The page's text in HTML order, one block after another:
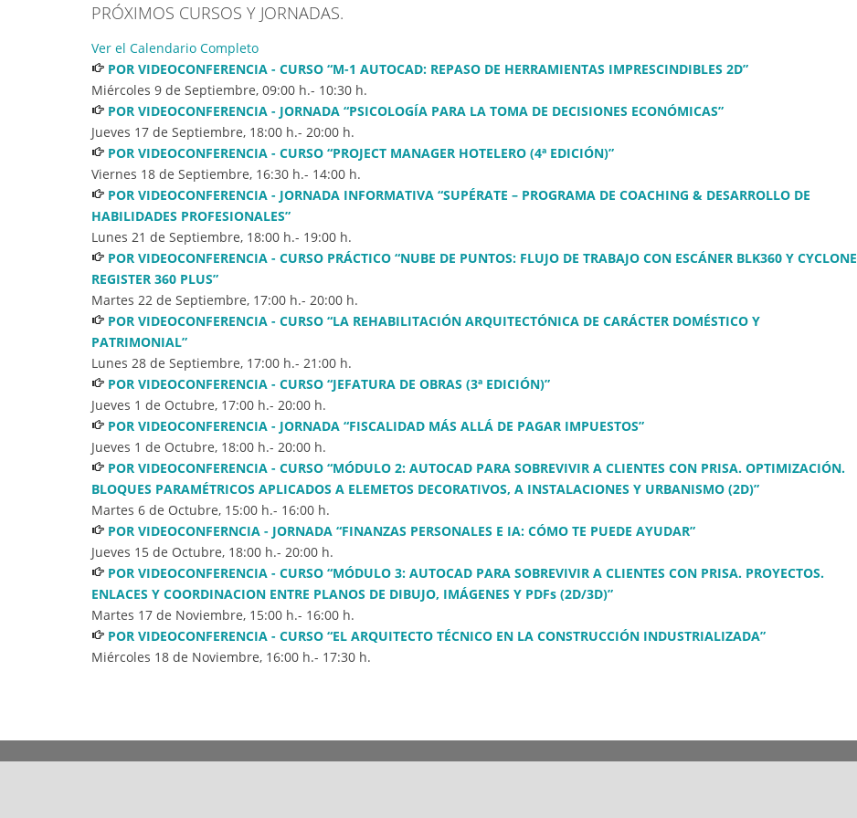
PRÓXIMOS CURSOS Y JORNADAS.
Ver el Calendario Completo
POR VIDEOCONFERENCIA - CURSO “M-1 AUTOCAD: REPASO DE HERRAMIENTAS IMPRESCINDIBLES 2D”
Miércoles 9 de Septiembre,09:00 h.- 10:30 h.
POR VIDEOCONFERENCIA - JORNADA “PSICOLOGÍA PARA LA TOMA DE DECISIONES ECONÓMICAS”
Jueves 17 de Septiembre, 18:00 h.-20:00 h.
POR VIDEOCONFERENCIA - CURSO “PROJECT MANAGER HOTELERO (4ª EDICIÓN)”
Viernes 18 de Septiembre, 16:30 h.- 14:00 h.
POR VIDEOCONFERENCIA - JORNADA INFORMATIVA “SUPÉRATE – PROGRAMA DE COACHING & DESARROLLO DE
HABILIDADES PROFESIONALES”
Lunes 21 de Septiembre, 18:00 h.- 19:00 h.
POR VIDEOCONFERENCIA - CURSO PRÁCTICO “NUBE DE PUNTOS: FLUJO DE TRABAJO CON ESCÁNER BLK360 Y CYCLONE
REGISTER 360 PLUS”
Martes 22 de Septiembre, 17:00 h.-20:00 h.
POR VIDEOCONFERENCIA - CURSO “LA REHABILITACIÓN ARQUITECTÓNICA DE CARÁCTER DOMÉSTICO Y
PATRIMONIAL”
Lunes 28 de Septiembre, 17:00 h.-21:00 h.
POR VIDEOCONFERENCIA - CURSO “JEFATURA DE OBRAS (3ª EDICIÓN)”
Jueves 1 de Octubre, 17:00 h.-20:00 h.
POR VIDEOCONFERENCIA - JORNADA “FISCALIDAD MÁS ALLÁ DE PAGAR IMPUESTOS”
Jueves 1 de Octubre, 18:00 h.-20:00 h.
POR VIDEOCONFERENCIA - CURSO “MÓDULO 2: AUTOCAD PARA SOBREVIVIR A CLIENTES CON PRISA. OPTIMIZACIÓN.
BLOQUES PARAMÉTRICOS APLICADOS A ELEMETOS DECORATIVOS, A INSTALACIONES Y URBANISMO (2D)”
Martes 6 de Octubre, 15:00 h.- 16:00 h.
POR VIDEOCONFERNCIA - JORNADA “FINANZAS PERSONALES E IA: CÓMO TE PUEDE AYUDAR”
Jueves 15 de Octubre, 18:00 h.-20:00 h.
POR VIDEOCONFERENCIA - CURSO “MÓDULO 3: AUTOCAD PARA SOBREVIVIR A CLIENTES CON PRISA. PROYECTOS.
ENLACES Y COORDINACION ENTRE PLANOS DE DIBUJO, IMÁGENES Y PDFs (2D/3D)”
Martes 17 de Noviembre, 15:00 h.- 16:00 h.
POR VIDEOCONFERENCIA - CURSO “EL ARQUITECTO TÉCNICO EN LA CONSTRUCCIÓN INDUSTRIALIZADA”
Miércoles 18 de Noviembre, 16:00 h.- 17:30 h.